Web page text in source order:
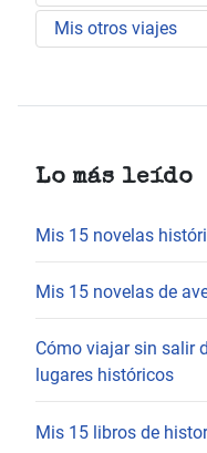
Mis otros viajes
Lo más leído
Mis 15 novelas
Mis 15 novelas de
Cómo viajar sin salir
lugares históricos
Mis 15 libros de